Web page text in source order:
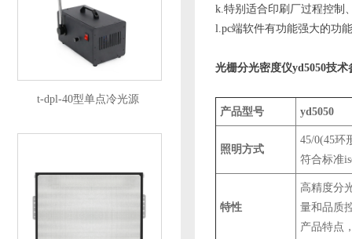
t-dpl-40型单点冷光源
k.特别适合印刷厂过程控制
l.pc端软件有功能强大的功
光栅分光密度仪yd5050技术
产品型号 yd5050
照明方式
45/0(45环
符合标准
特性
高精度分
量和品质
产品特点